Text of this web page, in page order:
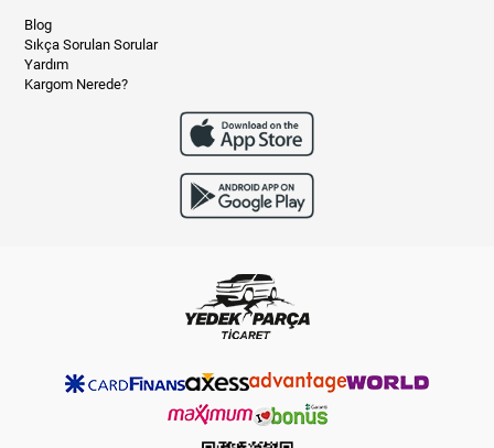
Blog
Sıkça Sorulan Sorular
Yardım
Kargom Nerede?